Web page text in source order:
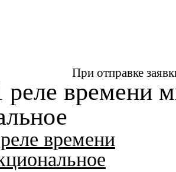
При отправке
времени